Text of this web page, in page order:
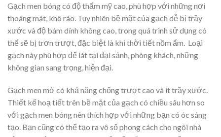
Gạch men bóng có độ thẩm mỹ cao, phù hợp với những nơi
thoáng mát, khô ráo. Tuy nhiên bề mặt của gạch dễ bị trầy
xước và độ bám dính không cao, trong quá trình sử dụng có
thể sẽ bị trơn trượt, đặc biệt là khi thời tiết nồm ẩm. Loại
gạch này phù hợp để lát tại đại sảnh, phòng khách, những
không gian sang trọng, hiện đại.
Gạch men mờ có khả năng chống trượt cao và ít trầy xước.
Thiết kế hoạ tiết trên bề mặt của gạch có chiều sâu hơn so
với gạch men bóng nên thích hợp với những bạn có óc sáng
tạo. Bạn cũng có thể tạo ra vô số phong cách cho ngôi nhà